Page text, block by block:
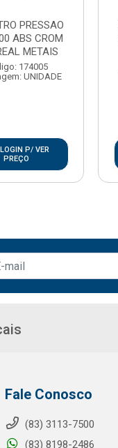
PRESSAO
ABS CROM
METAIS
174005
UNIDADE
LOGIN P/ VER
PREÇO
Fale Conosco
(83) 3113-7500
(83) 8198-2486